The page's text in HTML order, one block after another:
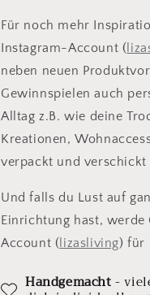
Für noch mehr
Instagram-Account (
neben neuen
Gewinnspielen auch
Alltag z.B. wie deine
Kreationen,
verpackt und verschickt
Und falls du Lust auf
Einrichtung hast, werde
Account ( lizasliving) für
Handgemacht-